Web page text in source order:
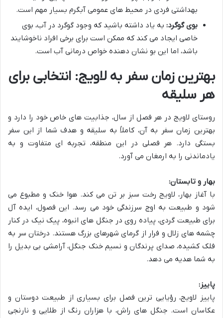
بهداشتی فردی در محیط های عمومی آبگرم بسیار مهم است.
بوی گوگرد: به یاد داشته باشید که وجود گوگرد در آب، بوی
خاصی ایجاد می کند که ممکن است برای برخی افراد ناخوشایند
باشد، اما این بو نشان دهنده خواص درمانی آب است.
بهترین زمان سفر به لاویج: انتخابی برای
هر سلیقه
روستای لاویج در هر فصل از سال، جذابیت های خاص خود را دارد و
بهترین زمان سفر به آن، کاملاً به سلیقه و هدف شما از این سفر
بستگی دارد. هر فصلی در این منطقه، تجربه ای متفاوت و به
یادماندنی را به ارمغان می آورد.
بهار و تابستان:
با آغاز بهار، لاویج رخت سبز بر تن می کند. هوا خنک و مطبوع می
شود و طبیعت به اوج سرزندگی خود می رسد. این فصول، ایده آل
برای طبیعت گردی، پیاده روی در جنگل های انبوه، پیک نیک در کنار
چشمه های زلال و فرار از گرمای شهرهای بزرگ هستند. درختان سر به
فلک کشیده، صدای پرندگان و نسیم خنک جنگل، آرامشی بی بدیل را
به شما هدیه می دهد.
پاییز:
پاییز لاویج، رؤیایی ترین فصل برای بسیاری از طبیعت دوستان و
عکاسان است. جنگل های راش، با هزاران رنگ از طلایی و نارنجی